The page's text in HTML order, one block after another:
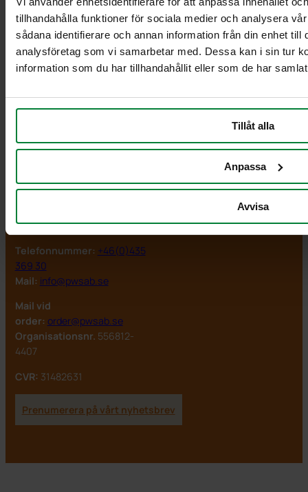
tillhandahålla funktioner för sociala medier och analysera
sådana identifierare och annan information från din enhet
analysföretag som vi samarbetar med. Dessa kan i sin tur
information som du har tillhandahållit eller som de har
Tillåt alla
Anpassa
Avvisa
PWS Nordic
Vi är redo att hjälpa dig
info@pwsab.se
Måndag till fredag:
Box 47
SE-284 21 Perstorp
Hässleholmsvägen 10
Telefonnummer: +46(0)435
369 30
Mail: info@pwsab.se
Mail vid
order: order@pwsab.se
Organisationsnr. 556812-
4407
CVR: 31482631
Instagram
LinkedIn
YouTube
Prenumerera på vårt nyhetsbrev